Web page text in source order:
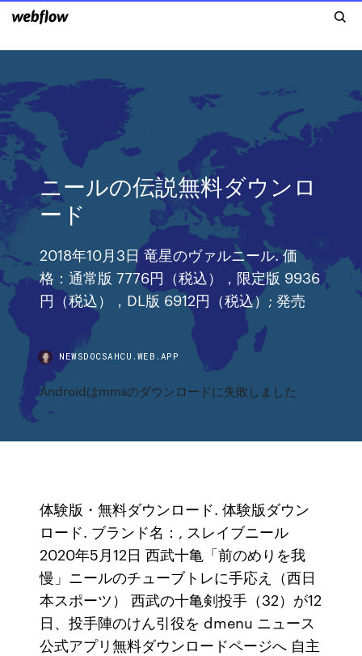
ニールの伝説無料ダウンロ
ード
2018年10月3日 竜星のヴァルニール. 価
格：通常版 7776円（税込），限定版 9936
円（税込），DL版 6912円（税込）; 発売
NEWSDOCSAHCU.WEB.APP
Androidはmmsのダウンロードに失敗しました
体験版・無料ダウンロード. 体験版ダウン
ロード. ブランド名：, スレイブニール
2020年5月12日 西武十亀「前のめりを我
慢」ニールのチューブトレに手応え（西日
本スポーツ） 西武の十亀剣投手（32）が12
日、投手陣のけん引役を dmenu ニュース
公式アプリ無料ダウンロードページへ 自主